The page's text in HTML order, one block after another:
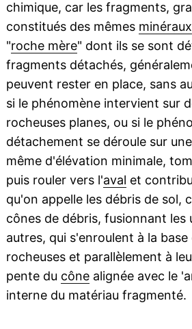
chimique, car les fragments,
constitués des mêmes minéraux
"roche mère" dont ils se sont
fragments détachés,
peuvent rester en place, sans
si le phénomène intervient sur
rocheuses planes, ou si le
détachement se déroule sur une
même d'élévation minimale,
puis rouler vers l'aval et
qu'on appelle les débris de sol,
cônes de débris, fusionnant les
autres, qui s'enroulent à la base
rocheuses et parallèlement à
pente du cônealignée avec le
interne du matériau fragmenté.